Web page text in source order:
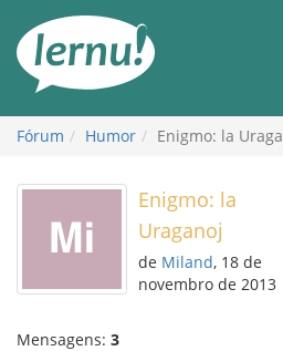
conteúdo
Fórum Humor Enigmo: la
Enigmo: la
Uraganoj
de Miland, 18 de
novembro de 2013
Mensagens: 3